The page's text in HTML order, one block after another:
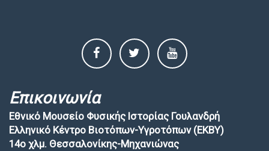
Επικοινωνία
Εθνικό Μουσείο Φυσικής Ιστορίας Γουλανδρή
Ελληνικό Κέντρο Βιοτόπων-Υγροτόπων (EKBY)
14ο χλμ. Θεσσαλονίκης-Μηχανιώνας